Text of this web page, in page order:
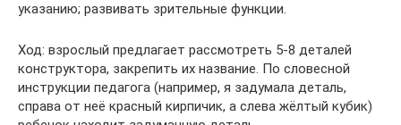
указанию; развивать зрительные функции.
Ход: взрослый предлагает рассмотреть 5-8 деталей
конструктора, закрепить их название. По словесной
инструкции педагога (например, я задумала деталь,
справа от неё красный кирпичик, а слева жёлтый кубик)